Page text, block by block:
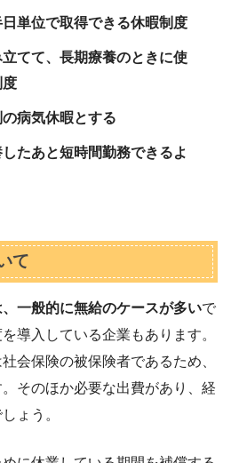
単位で取得できる休暇制度
てて、長期療養のときに使
度
病気休暇とする
たあと短時間勤務できるよ
て
一般的に無給のケースが多いで
導入している企業もあります。
会保険の被保険者であるため、
そのほか必要な出費があり、経
ょう。